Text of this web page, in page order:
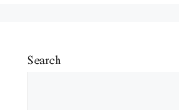
Search